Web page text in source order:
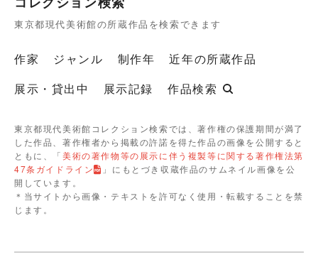
東京都現代美術館の所蔵作品を検索できます
作家 ジャンル 制作年
近年の所蔵作品
展示・貸出中
展示記録 作品検索
東京都現代美術館コレクション検索では、著作権の保護期間が満了
した作品、著作権者から掲載の許諾を得た作品の画像を公開すると
ともに、「美術の著作物等の展示に伴う複製等に関する著作権法第
47条ガイドライン
」にもとづき収蔵作品のサムネイル画像を公
開しています。
＊当サイトから画像・テキストを許可なく使用・転載することを禁
じます。